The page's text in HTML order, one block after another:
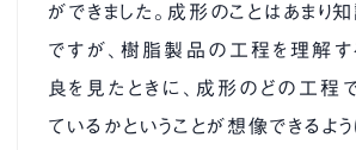
ができました。成形のことはあまり
ですが、樹脂製品の工程を理解す
良を見たときに、成形のどの工程
ているかということが想像できるよう